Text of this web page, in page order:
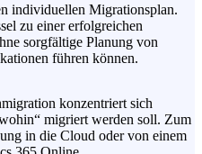
individuellen Migrationsplan.
zu einer erfolgreichen
sorgfältige Planung von
führen können.
konzentriert sich
migriert werden soll. Zum
in die Cloud oder von einem